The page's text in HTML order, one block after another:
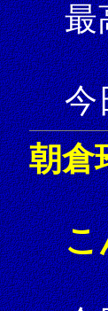
最
今
朝倉
こ